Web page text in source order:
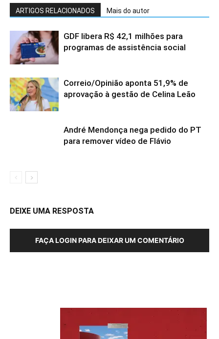
ARTIGOS RELACIONADOS Mais do autor
GDF libera R$ 42,1 milhões para
programas de assistência social
Correio/Opinião aponta 51,9% de
aprovação à gestão de Celina Leão
André Mendonça nega pedido do PT
para remover vídeo de Flávio
DEIXE UMA RESPOSTA
FAÇA LOGIN PARA DEIXAR UM COMENTÁRIO